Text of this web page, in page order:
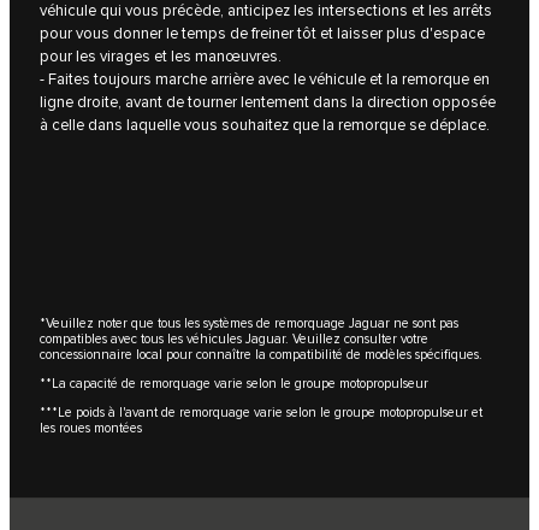
véhicule qui vous précède, anticipez les intersections et les arrêts
pour vous donner le temps de freiner tôt et laisser plus d'espace
pour les virages et les manœuvres.
- Faites toujours marche arrière avec le véhicule et la remorque en
ligne droite, avant de tourner lentement dans la direction opposée
à celle dans laquelle vous souhaitez que la remorque se déplace.
*Veuillez noter que tous les systèmes de remorquage Jaguar ne sont pas
compatibles avec tous les véhicules Jaguar. Veuillez consulter votre
concessionnaire local pour connaître la compatibilité de modèles spécifiques.
**La capacité de remorquage varie selon le groupe motopropulseur
***Le poids à l'avant de remorquage varie selon le groupe motopropulseur et
les roues montées